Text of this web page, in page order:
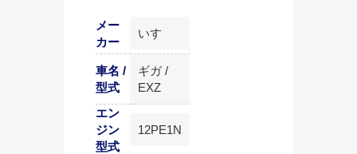
メー
カー
いすゞ
車名 /
型式
ギガ /
EXZ
エン
ジン
型式
12PE1N